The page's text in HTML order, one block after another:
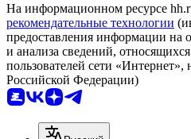
На информационном ресурсе
рекомендательные технологии
предоставления информации на
и анализа сведений,
пользователей сети
Российской Федерации)